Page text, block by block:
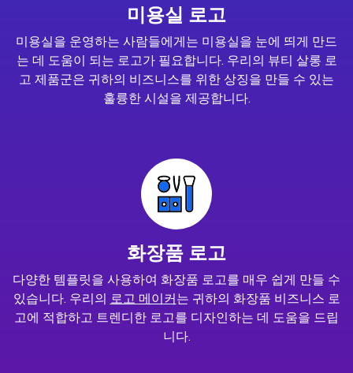
미용실 로고
미용실을 운영하는 사람들에게는 미용실을 눈에 띄게 만드
는 데 도움이 되는 로고가 필요합니다. 우리의 뷰티 살롱 로
고 제품군은 귀하의 비즈니스를 위한 상징을 만들 수 있는
훌륭한 시설을 제공합니다.
화장품 로고
다양한 템플릿을 사용하여 화장품 로고를 매우 쉽게 만들 수
있습니다. 우리의 로고 메이커는 귀하의 화장품 비즈니스 로
고에 적합하고 트렌디한 로고를 디자인하는 데 도움을 드립
니다.